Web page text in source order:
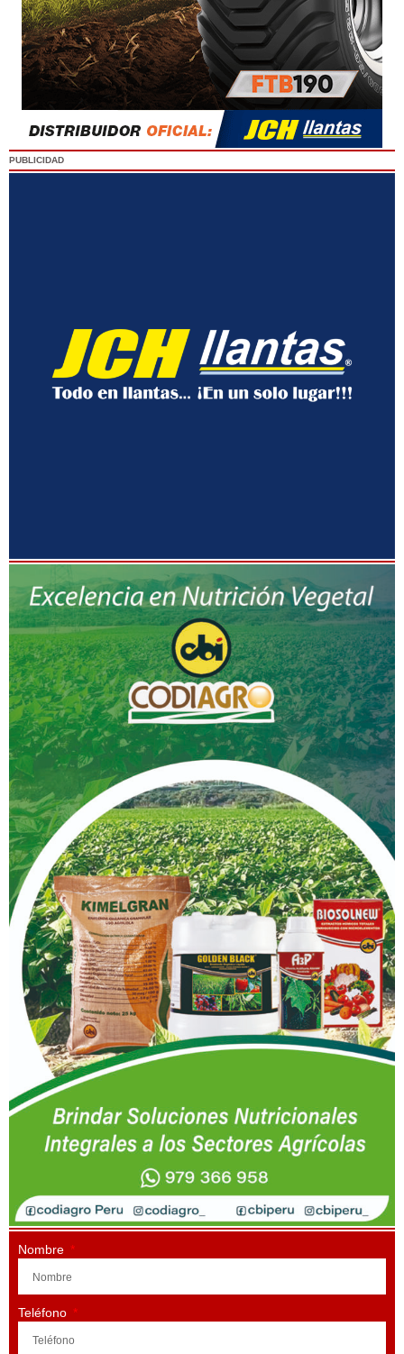
PUBLICIDAD
Nombre
Teléfono